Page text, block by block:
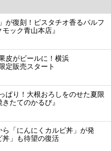
が復刻！ピスタチオ香るパルフ
ック青山本店』
皮がビールに！横浜
定販売スタート
ぱり！大根おろしをのせた夏限
たてのかるび』
ら「にんにくカルビ丼」が発
丼」も待望の復活